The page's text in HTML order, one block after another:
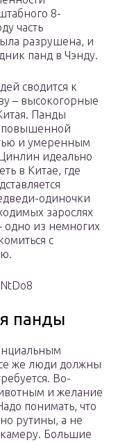
8-
часть
разрушена, и
панд в Чэнду.
сводится к
– высокогорные
Панды
повышенной
и умеренным
идеально
в Китае, где
одиночки
зарослях
одно из немногих
с
панды
же люди должны
Во-
и желание
понимать, что
рутины, а не
Большие